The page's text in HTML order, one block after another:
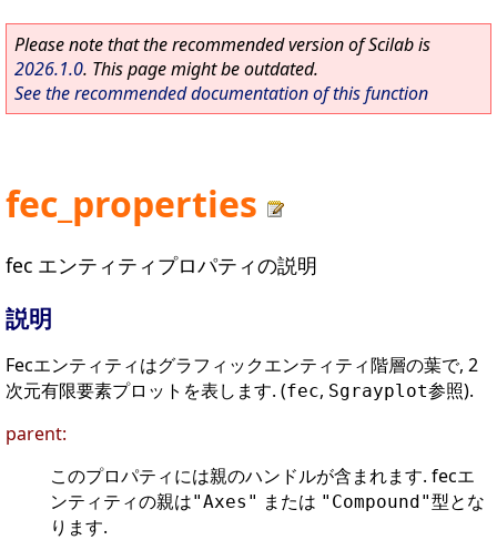
Please note that the recommended version of Scilab is
2026.1.0. This page might be outdated.
See the recommended documentation of this function
fec_properties
fec エンティティプロパティの説明
説明
Fecエンティティはグラフィックエンティティ階層の葉で, 2
次元有限要素プロットを表します. (fec, Sgrayplot参照).
parent:
このプロパティには親のハンドルが含まれます. fecエ
ンティティの親は"Axes" または "Compound"型とな
ります.